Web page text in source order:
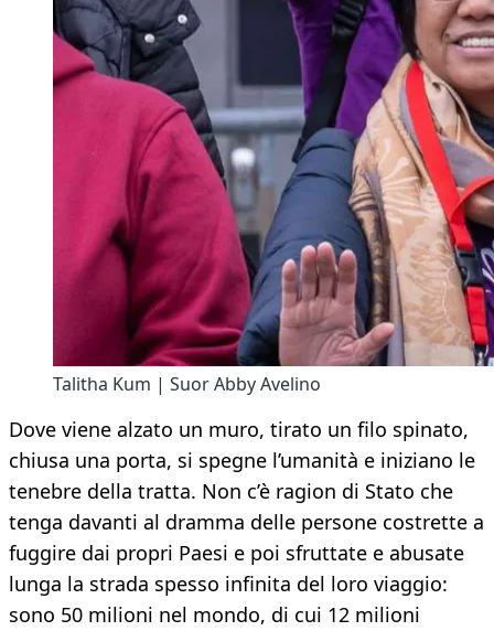
Talitha Kum | Suor Abby Avelino
Dove viene alzato un muro, tirato un filo spinato,
chiusa una porta, si spegne l’umanità e iniziano le
tenebre della tratta. Non c’è ragion di Stato che
tenga davanti al dramma delle persone costrette a
fuggire dai propri Paesi e poi sfruttate e abusate
lunga la strada spesso infinita del loro viaggio:
sono 50 milioni nel mondo, di cui 12 milioni